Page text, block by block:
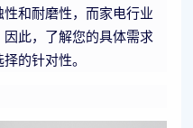
和耐磨性，而家电行业
此，了解您的具体需求
的针对性。